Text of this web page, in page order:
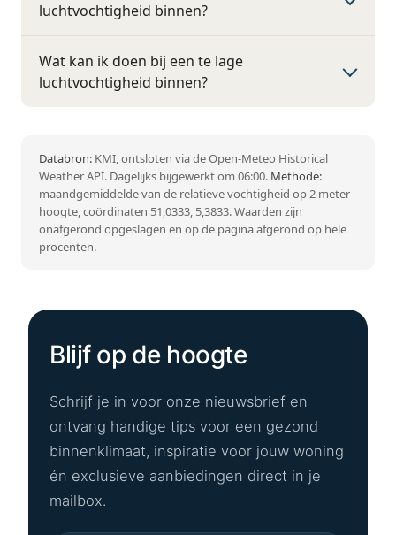
luchtvochtigheid binnen?
Wat kan ik doen bij een te lage
luchtvochtigheid binnen?
Databron: KMI, ontsloten via de Open-Meteo Historical
Weather API. Dagelijks bijgewerkt om 06:00. Methode:
maandgemiddelde van de relatieve vochtigheid op 2 meter
hoogte, coördinaten 51,0333, 5,3833. Waarden zijn
onafgerond opgeslagen en op de pagina afgerond op hele
procenten.
Blijf op de hoogte
Schrijf je in voor onze nieuwsbrief en
ontvang handige tips voor een gezond
binnenklimaat, inspiratie voor jouw woning
én exclusieve aanbiedingen direct in je
mailbox.